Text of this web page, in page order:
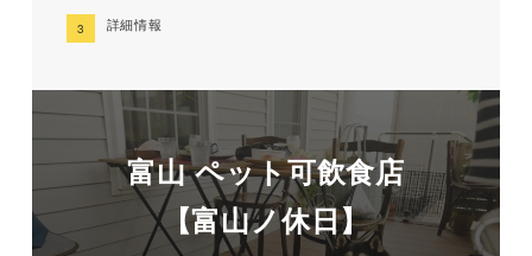
詳細情報
富山 ペット可飲食店
【富山ノ休日】